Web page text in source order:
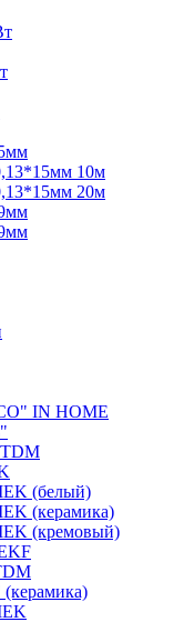
10м
20м
IN HOME
(белый)
(керамика)
(кремовый)